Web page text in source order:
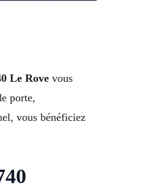
Le Rove vous
porte,
vous bénéficiez